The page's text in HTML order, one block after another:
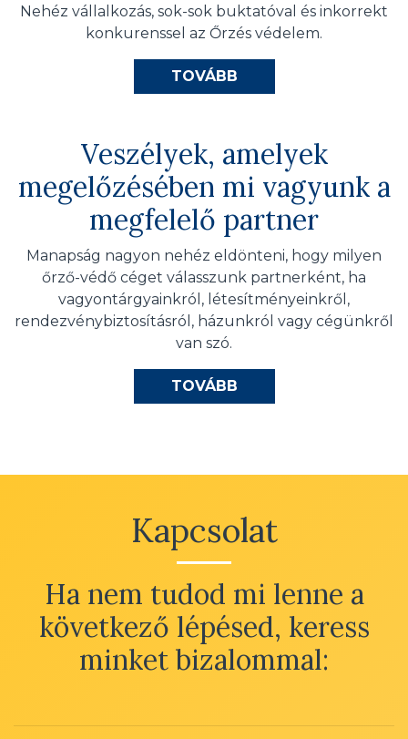
Nehéz vállalkozás, sok-sok buktatóval és inkorrekt
konkurenssel az Őrzés védelem.
TOVÁBB
Veszélyek, amelyek
megelőzésében mi vagyunk a
megfelelő partner
Manapság nagyon nehéz eldönteni, hogy milyen
őrző-védő céget válasszunk partnerként, ha
vagyontárgyainkról, létesítményeinkről,
rendezvénybiztosításról, házunkról vagy cégünkről
van szó.
TOVÁBB
Kapcsolat
Ha nem tudod mi lenne a
következő lépésed, keress
minket bizalommal: